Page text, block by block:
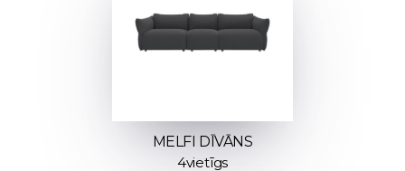
MELFI DĪVĀNS
4vietīgs